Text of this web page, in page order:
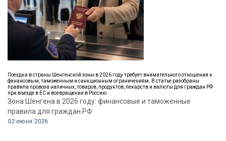
Поездка в страны Шенгенской зоны в 2026 году требует внимательного отношения к
финансовым, таможенным и санкционным ограничениям. В статье разобраны
правила провоза наличных, товаров, продуктов, лекарств и валюты для граждан РФ
при въезде в ЕС и возвращении в Россию.
Зона Шенгена в 2026 году: финансовые и таможенные
правила для граждан РФ
02 июня 2026